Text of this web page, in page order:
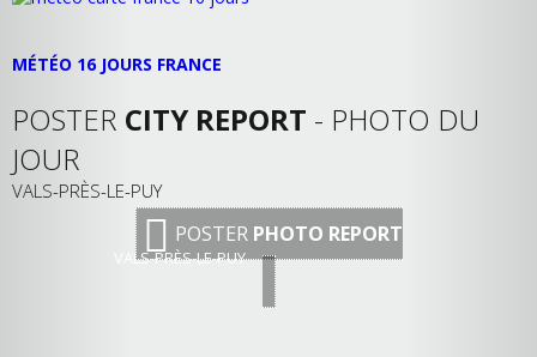
MÉTÉO 16 JOURS FRANCE
POSTER CITY REPORT - PHOTO DU
JOUR
VALS-PRÈS-LE-PUY
POSTER PHOTO REPORT
VALS-PRÈS-LE-PUY